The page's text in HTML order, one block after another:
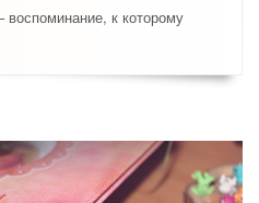
воспоминание, к которому